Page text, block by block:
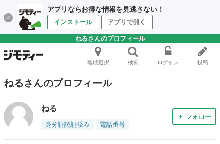
アプリならお得な情報を見逃さない！
インストール アプリで開く
ねるさんのプロフィール
地域選択 検索 ログイン 投稿
ねるさんのプロフィール
ねる
身分証認証済み 電話番号
＋ フォロー